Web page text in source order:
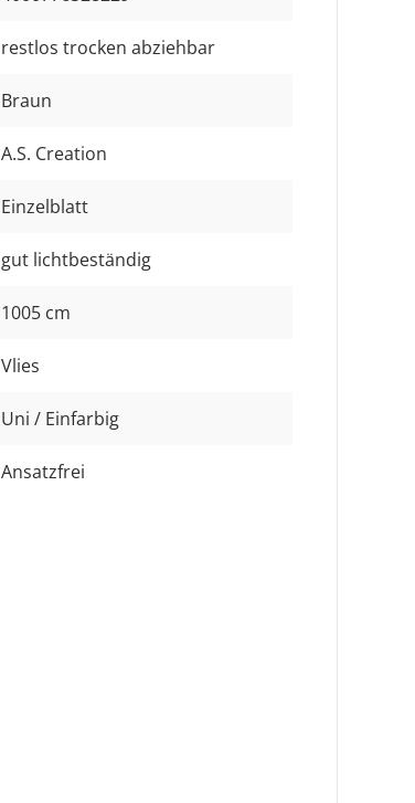
restlos trocken abziehbar
Braun
A.S. Creation
Einzelblatt
gut lichtbeständig
1005 cm
Vlies
Uni / Einfarbig
Ansatzfrei